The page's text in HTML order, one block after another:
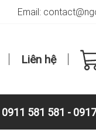
Email:
Liên hệ
0911 581 581 -